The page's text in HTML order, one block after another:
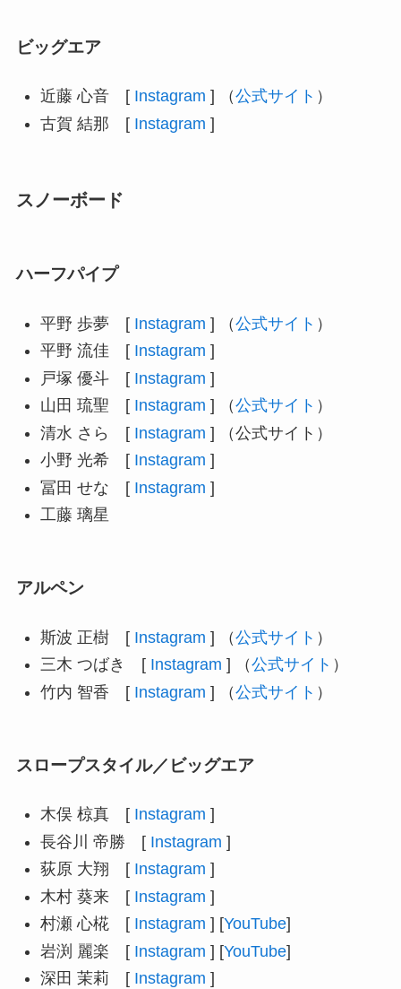
ビッグエア
近藤 心音 [ Instagram ] （公式サイト ）
古賀 結那 [ Instagram ]
スノーボード
ハーフパイプ
平野 歩夢 [ Instagram ] （公式サイト ）
平野 流佳 [ Instagram ]
戸塚 優斗 [ Instagram ]
山田 琉聖 [ Instagram ] （公式サイト ）
清水 さら [ Instagram ] （公式サイト）
小野 光希 [ Instagram ]
冨田 せな [ Instagram ]
工藤 璃星
アルペン
斯波 正樹 [ Instagram ] （公式サイト ）
三木 つばき [ Instagram ] （公式サイト ）
竹内 智香 [Instagram ] （公式サイト ）
スロープスタイル／ビッグエア
木俣 椋真 [Instagram ]
長谷川 帝勝 [ Instagram ]
荻原 大翔 [ Instagram ]
木村 葵来 [ Instagram ]
村瀬 心椛 [ Instagram ] [YouTube]
岩渕 麗楽 [ Instagram ] [YouTube]
深田 茉莉 [ Instagram ]